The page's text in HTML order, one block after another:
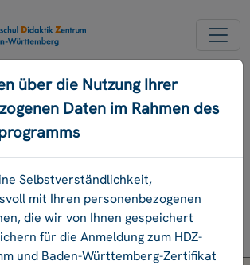
Programm
Login
über die Nutzung Ihrer
Daten im Rahmen des
Selbstverständlichkeit,
mit Ihren personenbezogenen
die wir von Ihnen gespeichert
für die Anmeldung zum HDZ-
und Baden-Württemberg-Zertifikat